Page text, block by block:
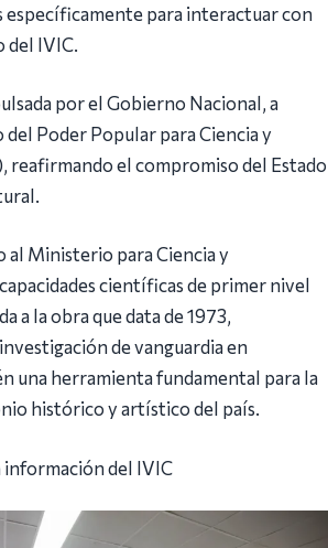
específicamente para interactuar con
IVIC.
por el Gobierno Nacional, a
Poder Popular para Ciencia y
el compromiso del Estado
al Ministerio para Ciencia y
científicas de primer nivel
a la obra que data de 1973,
de vanguardia en
una herramienta fundamental para la
histórico y artístico del país.
del IVIC